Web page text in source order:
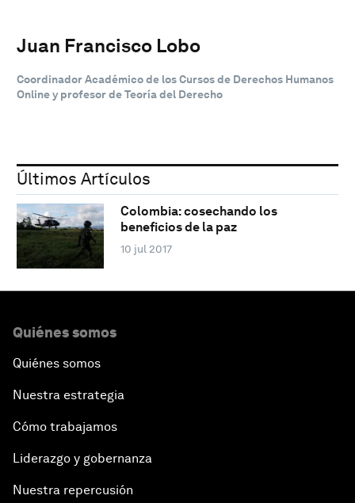
Juan Francisco Lobo
Coordinador Académico de los Cursos de Derechos Humanos
Online y profesor de Teoría del Derecho
Últimos Artículos
Colombia: cosechando los
beneficios de la paz
10 jul 2017
Quiénes somos
Quiénes somos
Nuestra estrategia
Cómo trabajamos
Liderazgo y gobernanza
Nuestra repercusión